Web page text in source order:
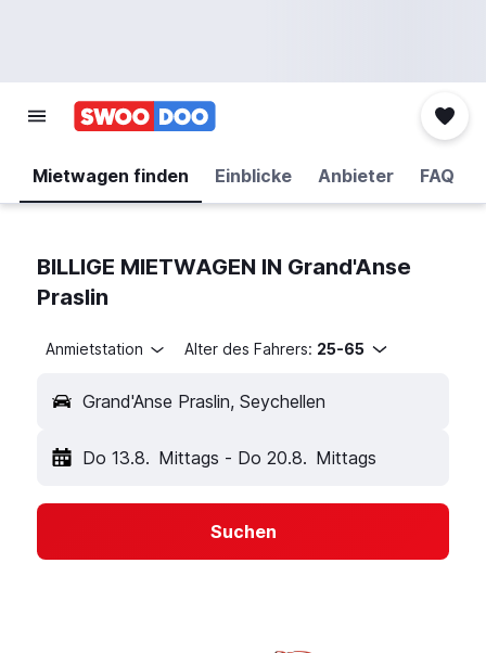
Mietwagen finden Einblicke Anbieter FAQ
BILLIGE MIETWAGEN IN Grand'Anse
Praslin
Anmietstation Alter des Fahrers: 25-65
Grand'Anse Praslin, Seychellen
Do 13.8. Mittags - Do 20.8. Mittags
Suchen